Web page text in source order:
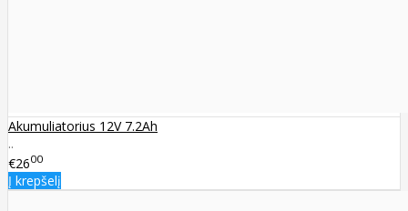
Akumuliatorius 12V 7.2Ah
..
€2600
Į krepšelį